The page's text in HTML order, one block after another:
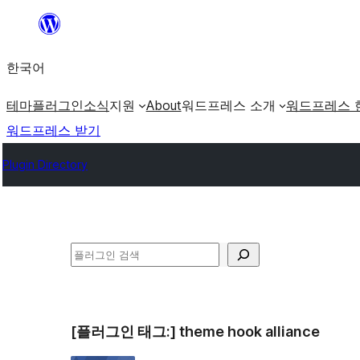
츠
로
로
가
한국어
테마플러그인소식지원 About워드프레스 소개 워드프레스
워드프레스 받기
Plugin Directory
검
[플러그인 태그:] theme hook alliance